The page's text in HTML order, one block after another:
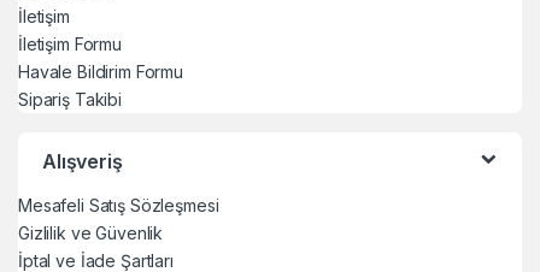
İletişim
İletişim Formu
Havale Bildirim Formu
Sipariş Takibi
Alışveriş
Mesafeli Satış Sözleşmesi
Gizlilik ve Güvenlik
İptal ve İade Şartları